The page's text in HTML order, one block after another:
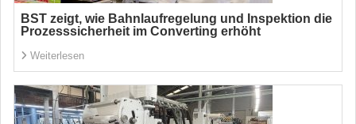
BST zeigt, wie Bahnlaufregelung und Inspektion die
Prozesssicherheit im Converting erhöht
Weiterlesen